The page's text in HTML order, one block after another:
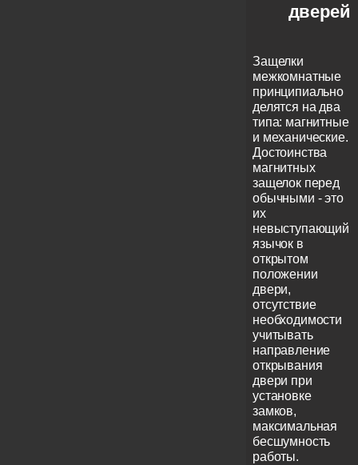
дверей
Защелки
межкомнатные
принципиально
делятся на два
типа: магнитные
и механические.
Достоинства
магнитных
защелок перед
обычными - это
их
невыступающий
язычок в
открытом
положении
двери,
отсутствие
необходимости
учитывать
направление
открывания
двери при
установке
замков,
максимальная
бесшумность
работы.